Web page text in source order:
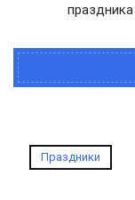
Праздники